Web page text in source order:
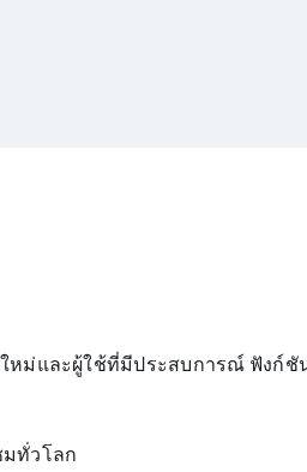
ม่และผู้ใช้ที่มีประสบการณ์ ฟังก์ชั
ทั่วโลก